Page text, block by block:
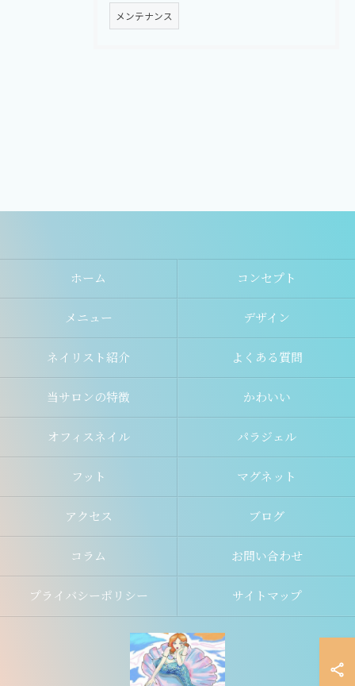
メンテナンス
ホーム コンセプト
メニュー デザイン
ネイリスト紹介 よくある質問
当サロンの特徴 かわいい
オフィスネイル パラジェル
フット マグネット
アクセス ブログ
コラム お問い合わせ
プライバシーポリシー サイトマップ